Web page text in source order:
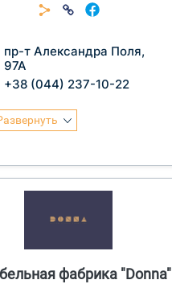
пр-т Александра Поля,
97А
+38 (044) 237-10-22
фабрика "Donna"